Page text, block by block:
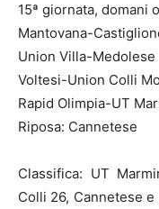
15ª giornata, domani
Mantovana-
Union Villa-Medolese
Voltesi-Union Colli
Rapid Olimpia-UT
Riposa: Cannetese
Classifica: UT
Colli 26, Cannetese